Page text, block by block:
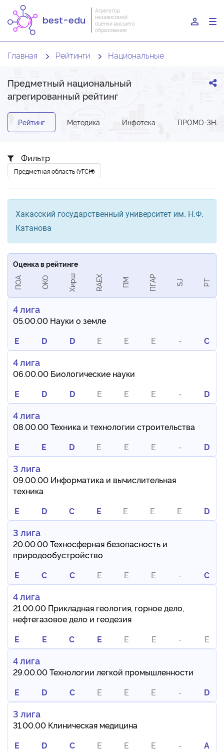
best-edu
Агрегатор
независимой
оценки высшего
образования
Главная Рейтинги Национальные
Предметный национальный
агрегированный рейтинг
Рейтинг Методика Инфотека ПРОМО-
Фильтр
Хакасский государственный университет им. Н.Ф.
Катанова
Оценка в рейтинге
ПОА ОКО Хирш RAEX ПМ ПГАР SJ РТ
4 лига
05.00.00 Науки о земле
E
D D E E E - C
4 лига
06.00.00 Биологические науки
E
D D E E E - D
4 лига
08.00.00 Техника и технологии строительства
E
E D E E E - D
3 лига
09.00.00 Информатика и вычислительная
техника
E
D C E E E E D
3 лига
20.00.00 Техносферная безопасность и
природообустройство
E
C C E E E - C
4 лига
21.00.00 Прикладная геология, горное дело,
нефтегазовое дело и геодезия
E
E C E E E - E
4 лига
29.00.00 Технологии легкой промышленности
E
D C E E E - D
3 лига
31.00.00 Клиническая медицина
E
D C E E E - A